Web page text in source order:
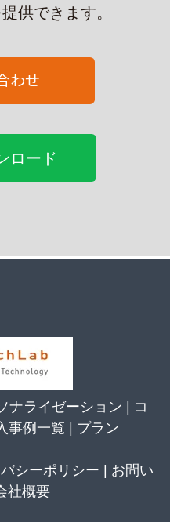
供できます。
ロード
ナライゼーション
コ
事例一覧 プラン
シーポリシー
お問い
社概要